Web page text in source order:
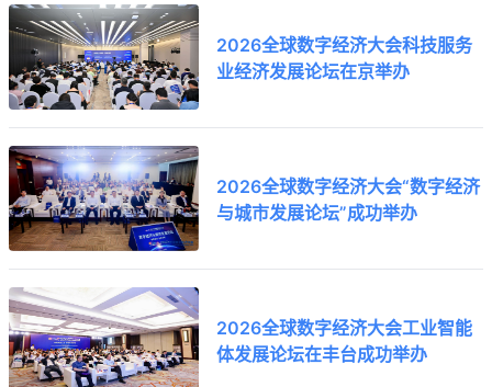
2026全球数字经济大会科技服务
业经济发展论坛在京举办
2026全球数字经济大会“数字经济
与城市发展论坛”成功举办
2026全球数字经济大会工业智能
体发展论坛在丰台成功举办